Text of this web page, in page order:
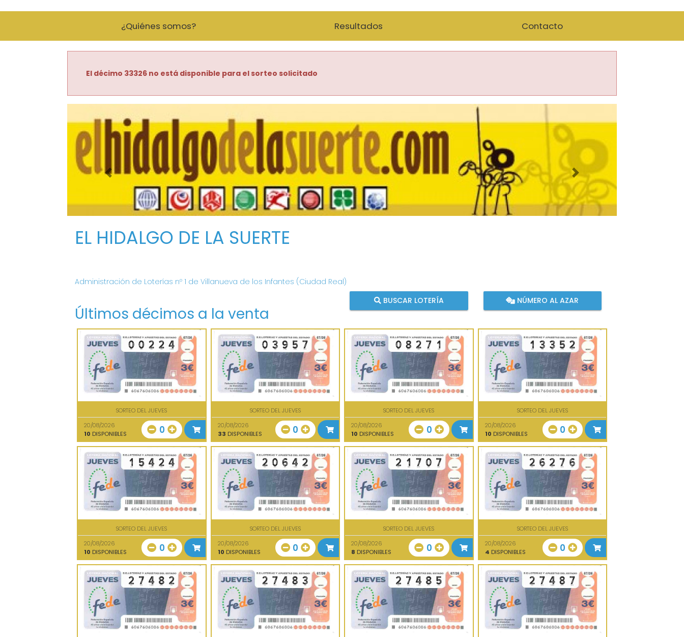
¿Quiénes somos? Resultados Contacto
El décimo 33326 no está disponible para el sorteo solicitado
Imagen anterior Imagen siguiente
EL HIDALGO DE LA SUERTE
Administración de Loterías nº 1 de Villanueva de los Infantes (Ciudad Real)
Últimos décimos a la venta
BUSCAR LOTERÍA NÚMERO AL AZAR
SORTEO DEL JUEVES
20/08/2026
10 DISPONIBLES 0
SORTEO DEL JUEVES
20/08/2026
33 DISPONIBLES 0
SORTEO DEL JUEVES
20/08/2026
10 DISPONIBLES 0
SORTEO DEL JUEVES
20/08/2026
10 DISPONIBLES 0
SORTEO DEL JUEVES
20/08/2026
10 DISPONIBLES 0
SORTEO DEL JUEVES
20/08/2026
10 DISPONIBLES 0
SORTEO DEL JUEVES
20/08/2026
8 DISPONIBLES 0
SORTEO DEL JUEVES
20/08/2026
4 DISPONIBLES 0